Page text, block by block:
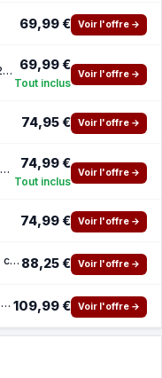
69,99 € Voir l'offre →
Clavier gaming filaire Logitech G213 Prodigy RGB Black 69,99 €
Tout inclus
Voir l'offre →
74,95 € Voir l'offre →
Logitech G G213 Prodigy Gaming Keyboard 74,99 €
Tout inclus
Voir l'offre →
74,99 € Voir l'offre →
Logitech Logitech Prodigy G213 - clavier - Francais Peripherique d'entree 88,25 € Voir l'offre →
Clavier gamer - Filaire - Logitech G - G213 Prodigy Souris gamer - Logitech G - G203 109,99 € Voir l'offre →